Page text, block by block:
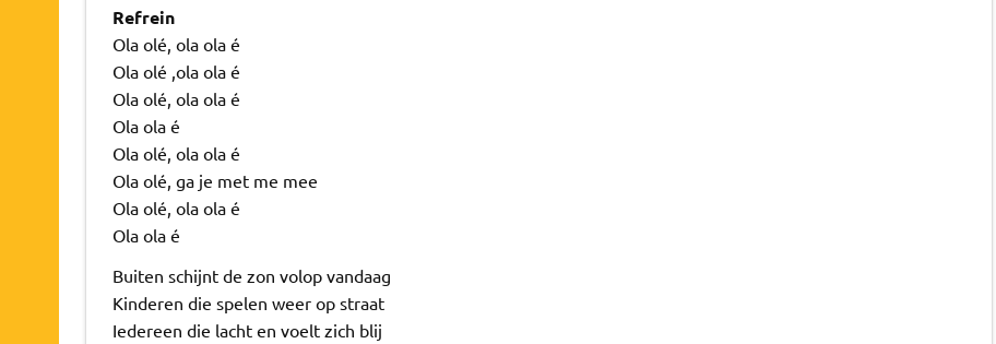
Refrein
Ola olé, ola ola é
Ola olé ,ola ola é
Ola olé, ola ola é
Ola ola é
Ola olé, ola ola é
Ola olé, ga je met me mee
Ola olé, ola ola é
Ola ola é
Buiten schijnt de zon volop vandaag
Kinderen die spelen weer op straat
Iedereen die lacht en voelt zich blij